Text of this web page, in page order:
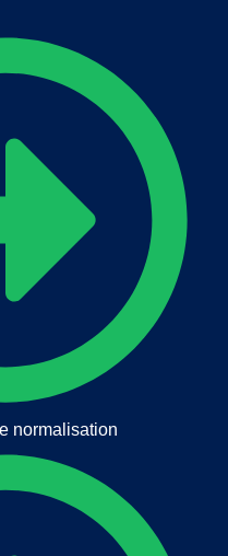
normalisation